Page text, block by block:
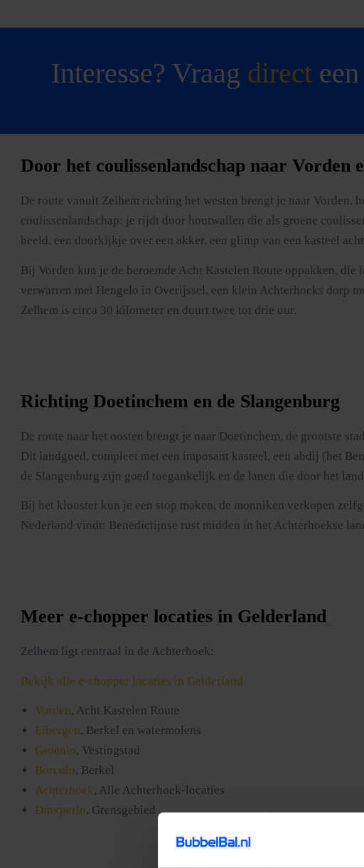
Interesse? Vraag direct
Door het coulissenlandschap naar Vorden
De route vanuit Zelhem richting het westen brengt je naar Vorden,
coulissenlandschap: je rijdt door houtwallen die als groene
beeld, een doorkijkje over een akker, een glimp van een kasteel
Bij Vorden kun je de beroemde Acht Kastelen Route oppakken,
verwarren met Hengelo in Overijssel, een klein Achterhoeks dorp
Zelhem is circa 30 kilometer en duurt twee tot drie uur.
Richting Doetinchem en de Slangenburg
De route naar het oosten brengt je naar Doetinchem, de grootste
Dit landgoed, compleet met een imposant kasteel, een abdij (het
de Slangenburg zijn goed toegankelijk en de lanen die door het
Bij het klooster kun je een stop maken, de monniken verkopen
Nederland vindt: Benedictijnse rust midden in het Achterhoekse
Meer e-chopper locaties in Gelderland
Zelhem ligt centraal in de Achterhoek:
Bekijk alle e-chopper locaties in Gelderland
Vorden, Acht Kastelen Route
Eibergen, Berkel en watermolens
Groenlo, Vestingstad
Borculo, Berkel
Achterhoek, Alle Achterhoek-locaties
Dinxperlo, Grensgebied